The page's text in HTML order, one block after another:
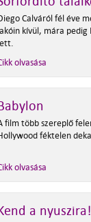
Calváról fél éve
kívül, mára
olvasása
film több szereplő
féktelen
olvasása
a nyuszira!